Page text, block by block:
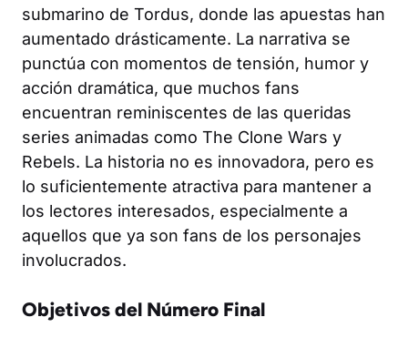
submarino de Tordus, donde las apuestas han
aumentado drásticamente. La narrativa se
punctúa con momentos de tensión, humor y
acción dramática, que muchos fans
encuentran reminiscentes de las queridas
series animadas como The Clone Wars y
Rebels. La historia no es innovadora, pero es
lo suficientemente atractiva para mantener a
los lectores interesados, especialmente a
aquellos que ya son fans de los personajes
involucrados.
Objetivos del Número Final